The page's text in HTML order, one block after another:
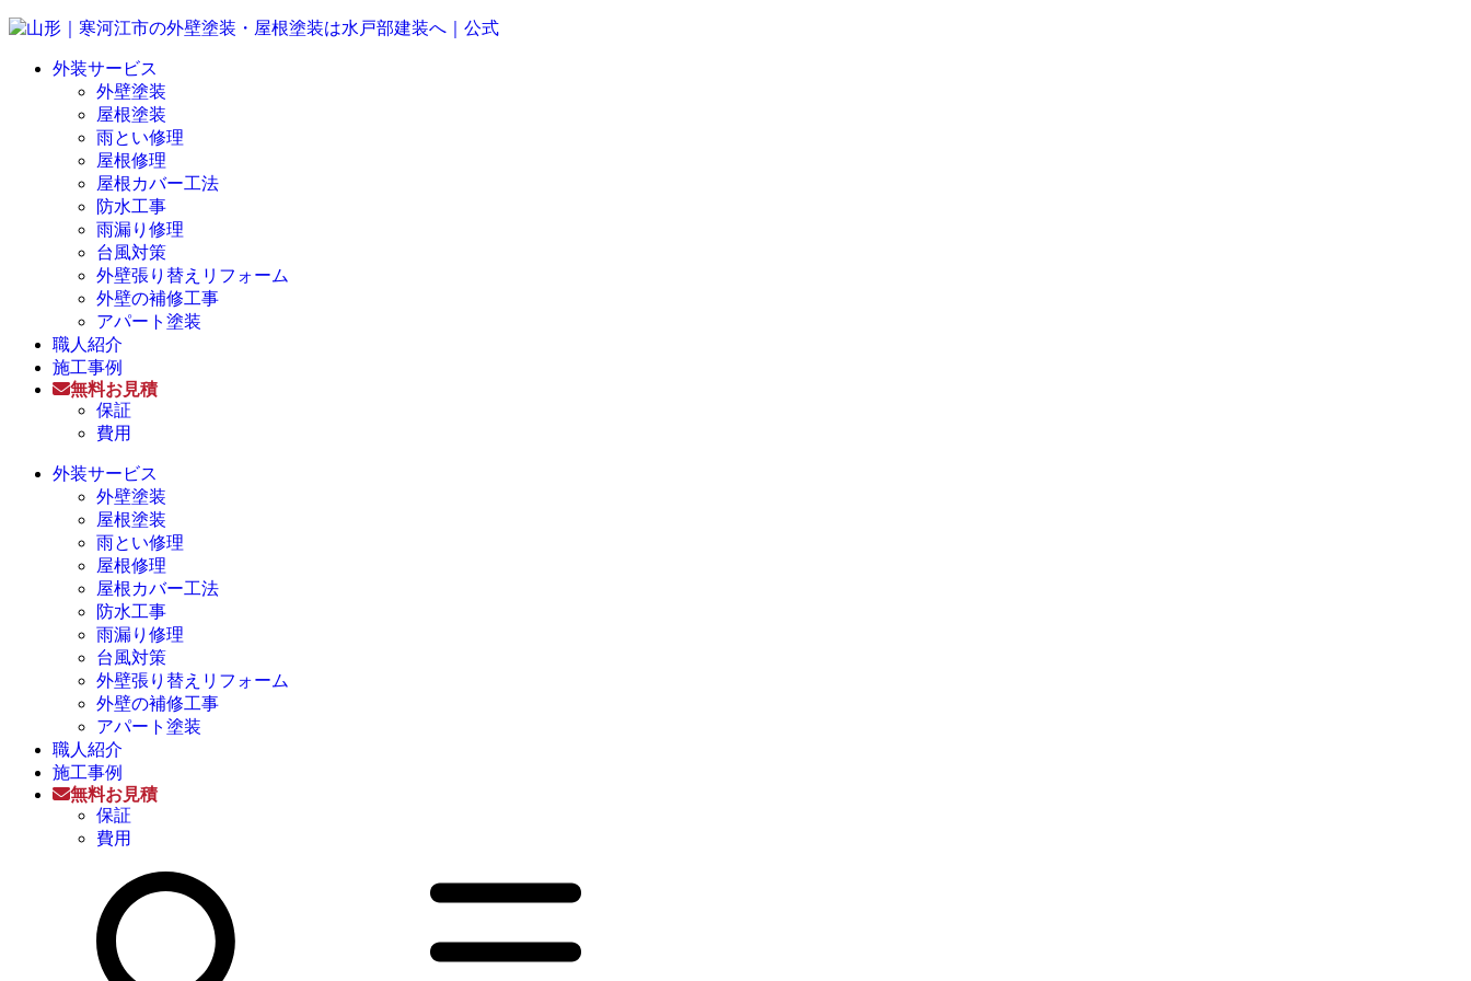
外装サービス
外壁塗装
屋根塗装
雨とい修理
屋根修理
屋根カバー工法
防水工事
雨漏り修理
台風対策
外壁張り替えリフォーム
外壁の補修工事
アパート塗装
職人紹介
施工事例
無料お見積
保証
費用
外装サービス
外壁塗装
屋根塗装
雨とい修理
屋根修理
屋根カバー工法
防水工事
雨漏り修理
台風対策
外壁張り替えリフォーム
外壁の補修工事
アパート塗装
職人紹介
施工事例
無料お見積
保証
費用